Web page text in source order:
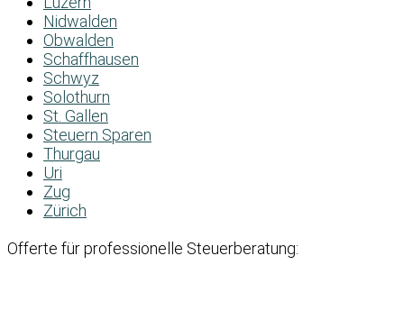
Nidwalden
Obwalden
Schaffhausen
Schwyz
Solothurn
St. Gallen
Steuern Sparen
Thurgau
Uri
Zug
Zürich
Offerte für professionelle Steuerberatung: